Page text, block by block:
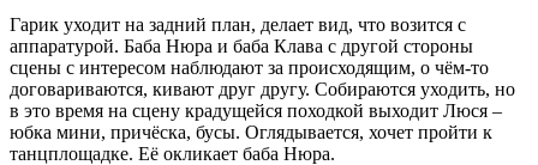
Гарик уходит на задний план, делает вид, что возится с
аппаратурой. Баба Нюра и баба Клава с другой стороны
сцены с интересом наблюдают за происходящим, о чём-то
договариваются, кивают друг другу. Собираются уходить, но
в это время на сцену крадущейся походкой выходит Люся –
юбка мини, причёска, бусы. Оглядывается, хочет пройти к
танцплощадке. Её окликает баба Нюра.